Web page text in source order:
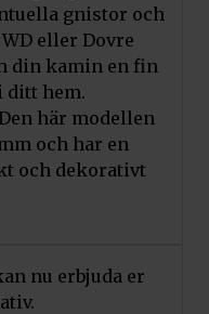
gnistor och
eller Dovre
din kamin en fin
ditt hem.
här modellen
och har en
och dekorativt
nu erbjuda er